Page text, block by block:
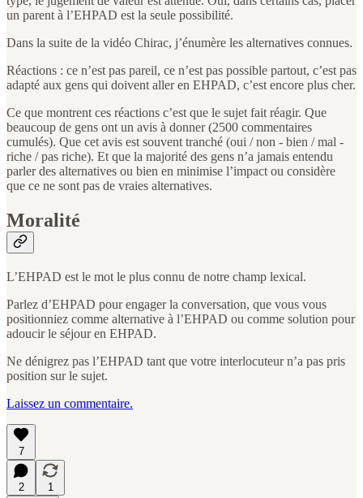
un parent à l’EHPAD est la seule possibilité.
Dans la suite de la vidéo Chirac, j’énumère les alternatives connues.
Réactions : ce n’est pas pareil, ce n’est pas possible partout, c’est pas
adapté aux gens qui doivent aller en EHPAD, c’est encore plus cher.
Ce que montrent ces réactions c’est que le sujet fait réagir. Que
beaucoup de gens ont un avis à donner (2500 commentaires
cumulés). Que cet avis est souvent tranché (oui / non - bien / mal -
riche / pas riche). Et que la majorité des gens n’a jamais entendu
parler des alternatives ou bien en minimise l’impact ou considère
que ce ne sont pas de vraies alternatives.
Moralité
L’EHPAD est le mot le plus connu de notre champ lexical.
Parlez d’EHPAD pour engager la conversation, que vous vous
positionniez comme alternative à l’EHPAD ou comme solution pour
adoucir le séjour en EHPAD.
Ne dénigrez pas l’EHPAD tant que votre interlocuteur n’a pas pris
position sur le sujet.
Laissez un commentaire.
7
2
1